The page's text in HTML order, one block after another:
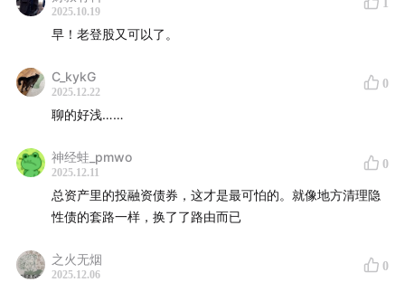
依然有不错的利差，同时抢到最优质的企业客户。
有些中小银行，有自己的独特优势，能在一个风险相对较高
「✅自由现金流」
自由现金流 - 财务定义：扣除必要支出后剩下的现金流，企
而银行的必要开支不是特别容易界定。高增长期再投资优
先，现阶段分红价值凸显。
具体分配取决于银行明年的放贷。
合理的贷款增速 ≈ 名义GDP的增速。在经济结构转型的背景
2025.10.19
1
早！老登股又可以了。
C_kykG
2025.12.22
0
聊的好浅……
神经蛙_pmwo
2025.12.11
0
总资产里的投融资债券，这才是最可怕的。就像地方清理隐
性债的套路一样，换了了路由而已
之火无烟
2025.12.06
0